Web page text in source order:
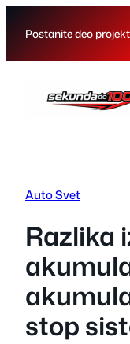
Postanite deo
Auto Svet
Razlika
stop